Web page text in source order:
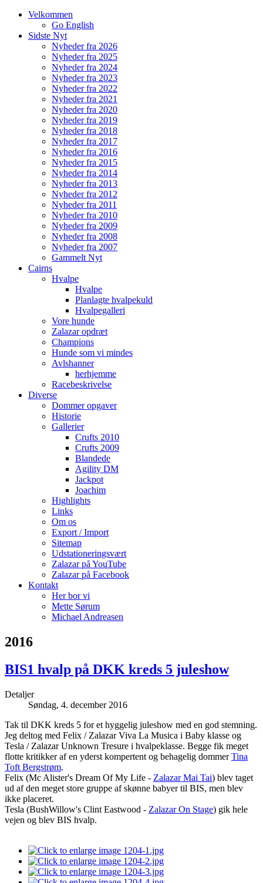
Velkommen
Go English
Sidste Nyt
Nyheder fra 2026
Nyheder fra 2025
Nyheder fra 2024
Nyheder fra 2023
Nyheder fra 2022
Nyheder fra 2021
Nyheder fra 2020
Nyheder fra 2019
Nyheder fra 2018
Nyheder fra 2017
Nyheder fra 2016
Nyheder fra 2015
Nyheder fra 2014
Nyheder fra 2013
Nyheder fra 2012
Nyheder fra 2011
Nyheder fra 2010
Nyheder fra 2009
Nyheder fra 2008
Nyheder fra 2007
Gammelt Nyt
Cairns
Hvalpe
Hvalpe
Planlagte hvalpekuld
Hvalpegalleri
Vore hunde
Zalazar opdræt
Champions
Hunde som vi mindes
Avlshanner
herhjemme
Racebeskrivelse
Diverse
Dommer opgaver
Historie
Gallerier
Crufts 2010
Crufts 2009
Blandede
Agility DM
Jackpot
Joachim
Highlights
Links
Om os
Export / Import
Sitemap
Udstationeringsvært
Zalazar på YouTube
Zalazar på Facebook
Kontakt
Her bor vi
Mette Sørum
Michael Andreasen
2016
BIS1 hvalp på DKK kreds 5 juleshow
Detaljer
Søndag, 4. december 2016
Tak til DKK kreds 5 for et hyggelig juleshow med en god stemning.
Jeg deltog med Felix / Zalazar Viva La Musica i Baby klasse og
Tesla / Zalazar Unknown Tresure i hvalpeklasse. Begge fik meget
flotte kritikker af en yderst kompertent og behagelig dommerTina
Toft Bergstrøm.
Felix (Mc Alister's Dream Of My Life - Zalazar Mai Tai) blev taget
ud af den meget store gruppe af skønne babyer til BIS, men blev
ikke placeret.
Tesla (BushWillow's Clint Eastwood - Zalazar On Stage) gik hele
vejen og blev BIS hvalp.